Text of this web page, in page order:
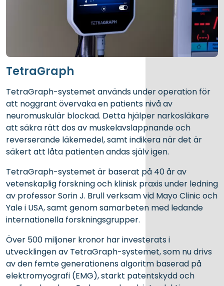
TetraGraph
TetraGraph-systemet används under operation för
att noggrant övervaka en patients nivå av
neuromuskulär blockad. Detta hjälper narkosläkare
att säkra rätt dos av muskelavslappnande och
reverserande läkemedel, samt indikera när det är
säkert att låta patienten andas själv igen.
TetraGraph-systemet är baserat på 40 år av
vetenskaplig forskning och klinisk praxis under ledning
av professor Sorin J. Brull verksam vid Mayo Clinic och
Yale i USA, samt genom samarbeten med ledande
internationella forskningsgrupper.
Över 500 miljoner kronor har investerats i
utvecklingen av TetraGraph-systemet, som nu drivs
av den femte generationens algoritm baserad på
elektromyografi (EMG), starkt patentskydd och